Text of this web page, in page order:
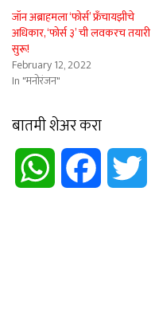
जॉन अब्राहमला ‘फोर्स’ फ्रँचायझीचे
अधिकार, ‘फोर्स ३’ ची लवकरच तयारी
सुरू!
February 12, 2022
In "मनोरंजन"
बातमी शेअर करा
WhatsApp Facebook